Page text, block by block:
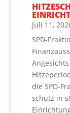
Juli 11,
SPD-
die SPD-
schutz in